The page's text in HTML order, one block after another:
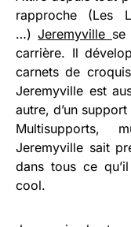
rapproche (Les
…)Jeremyville
carrière. Il
carnets de
Jeremyville est
autre, d’un
Multisupports,
Jeremyville sait
dans tous ce
cool.